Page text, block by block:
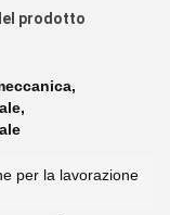
prodotto
,
,
per la lavorazione